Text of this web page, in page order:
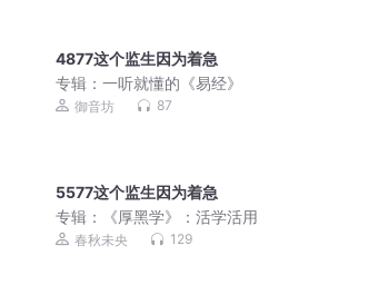
4877这个监生因为着急
专辑： 一听就懂的《易经》
御音坊 87
5577这个监生因为着急
专辑：
《厚黑学》：活学活用
春秋未央 129